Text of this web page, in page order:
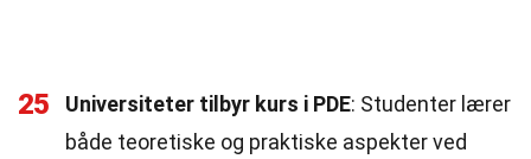
25 Universiteter tilbyr kurs i PDE: Studenter lærer
både teoretiske og praktiske aspekter ved